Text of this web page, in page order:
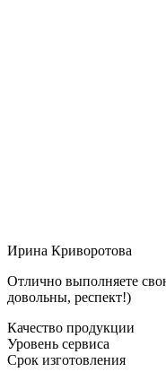
Ирина Криворотова
Отлично выполняете
довольны, респект!)
Качество продукции
Уровень сервиса
Срок изготовления